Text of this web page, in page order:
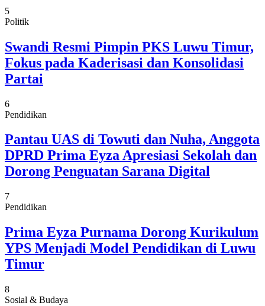
5
Politik
Swandi Resmi Pimpin PKS Luwu Timur,
Fokus pada Kaderisasi dan Konsolidasi
Partai
6
Pendidikan
Pantau UAS di Towuti dan Nuha, Anggota
DPRD Prima Eyza Apresiasi Sekolah dan
Dorong Penguatan Sarana Digital
7
Pendidikan
Prima Eyza Purnama Dorong Kurikulum
YPS Menjadi Model Pendidikan di Luwu
Timur
8
Sosial & Budaya